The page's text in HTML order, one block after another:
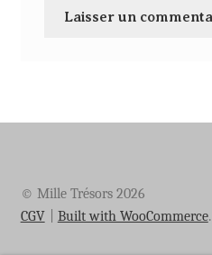
© Mille Trésors 2026
CGV
Built with WooCommerce.